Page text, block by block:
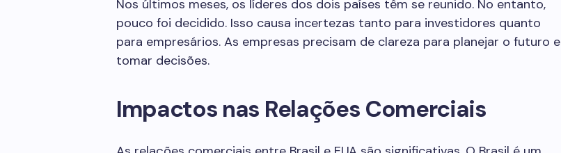
Nos últimos meses, os líderes dos dois países têm se reunido. No entanto,
pouco foi decidido. Isso causa incertezas tanto para investidores quanto
para empresários. As empresas precisam de clareza para planejar o futuro e
tomar decisões.
Impactos nas Relações Comerciais